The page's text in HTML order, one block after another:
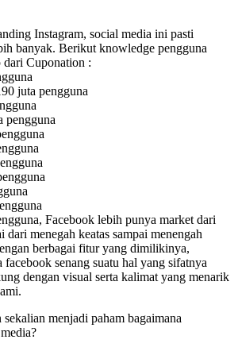
Instagram, social media ini pasti
banyak. Berikut knowledge pengguna
Cuponation :
juta pengguna
pengguna
Facebook lebih punya market dari
dari menegah keatas sampai menengah
berbagai fitur yang dimilikinya,
senang suatu hal yang sifatnya
dengan visual serta kalimat yang menarik
menjadi paham bagaimana